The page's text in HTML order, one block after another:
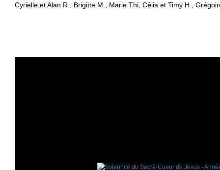
Cyrielle et Alan R., Brigitte M., Marie Thi, Célia et Timy H.,